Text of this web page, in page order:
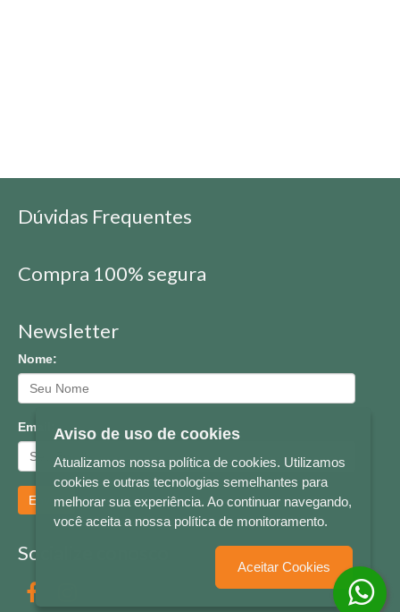
Dúvidas Frequentes
Compra 100% segura
Newsletter
Nome:
Email:
Enviar
Socialize conosco
Aviso de uso de cookies
Atualizamos nossa política de cookies. Utilizamos
cookies e outras tecnologias semelhantes para
melhorar sua experiência. Ao continuar navegando,
você aceita a nossa política de monitoramento.
Aceitar Cookies